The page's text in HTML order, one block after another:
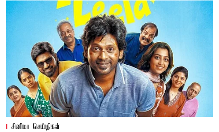
சினிமா செய்திகள்